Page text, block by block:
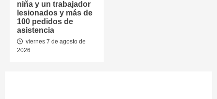
niña y un trabajador
lesionados y más de
100 pedidos de
asistencia
viernes 7 de agosto de
2026